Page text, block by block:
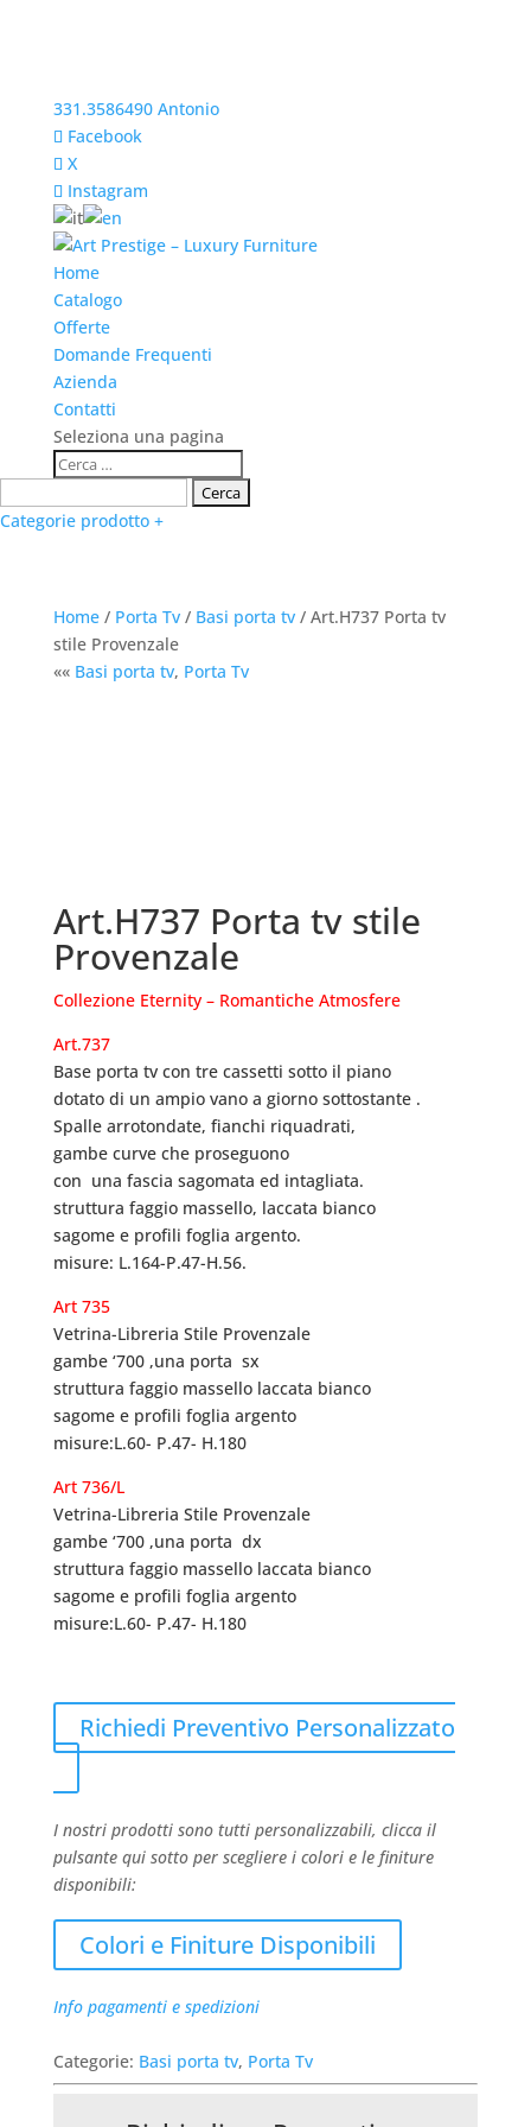
331.3586490 Antonio
Facebook
X
Instagram
Home
Catalogo
Offerte
Domande Frequenti
Azienda
Contatti
Seleziona una pagina
Categorie prodotto +
Home/ Porta Tv/ Basi porta tv/ Art.H737 Porta tv
stile Provenzale
«« Basi porta tv, Porta Tv
Art.H737 Porta tv stile
Provenzale
Collezione Eternity – Romantiche Atmosfere
Art.737
Base porta tv con tre cassetti sotto il piano
dotato di un ampio vano a giorno sottostante .
Spalle arrotondate, fianchi riquadrati,
gambe curve che proseguono
con una fascia sagomata ed intagliata.
struttura faggio massello, laccata bianco
sagome e profili foglia argento.
misure: L.164-P.47-H.56.
Art 735
Vetrina-Libreria Stile Provenzale
gambe ‘700 ,una porta sx
struttura faggio massello laccata bianco
sagome e profili foglia argento
misure:L.60- P.47- H.180
Art 736/L
Vetrina-Libreria Stile Provenzale
gambe ‘700 ,una porta dx
struttura faggio massello laccata bianco
sagome e profili foglia argento
misure:L.60- P.47- H.180
Richiedi Preventivo Personalizzato
I nostri prodotti sono tutti personalizzabili, clicca il
pulsante qui sotto per scegliere i colori e le finiture
disponibili:
Colori e Finiture Disponibili
Info pagamenti e spedizioni
Categorie: Basi porta tv, Porta Tv